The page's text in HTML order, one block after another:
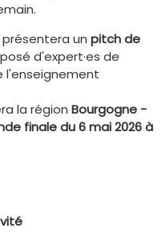
un pitch de
d'expert·es de
l'enseignement
la région Bourgogne -
finale du 6 mai 2026 à